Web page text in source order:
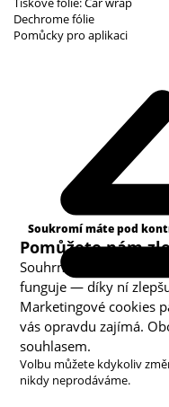
Dechrome fólie
Pomůcky pro aplikaci
Soukromí máte pod
Pomůžete nám
Souhrnná analytika
funguje — díky ní
Marketingové cookies
vás opravdu zajímá.
souhlasem.
Volbu můžete kdykoliv
nikdy neprodáváme.
Kategorie cookies